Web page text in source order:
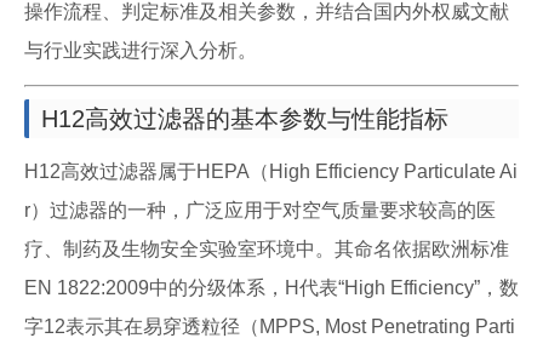
操作流程、判定标准及相关参数，并结合国内外权威文献
与行业实践进行深入分析。
H12高效过滤器的基本参数与性能指标
H12高效过滤器属于HEPA（High Efficiency Particulate Ai
r）过滤器的一种，广泛应用于对空气质量要求较高的医
疗、制药及生物安全实验室环境中。其命名依据欧洲标准
EN 1822:2009中的分级体系，H代表“High Efficiency”，数
字12表示其在易穿透粒径（MPPS, Most Penetrating Parti